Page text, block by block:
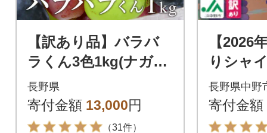
【訳あり品】バラバ
ラくん3色1kg(ナガノ
パープル・クイーン
ルージュ(R) ・シャイ
ンマスカット)
長野県
寄付金額 13,000円
（31件）
【2026
りシャ
ト3房
分への
野市か
長野県中野
寄付金額